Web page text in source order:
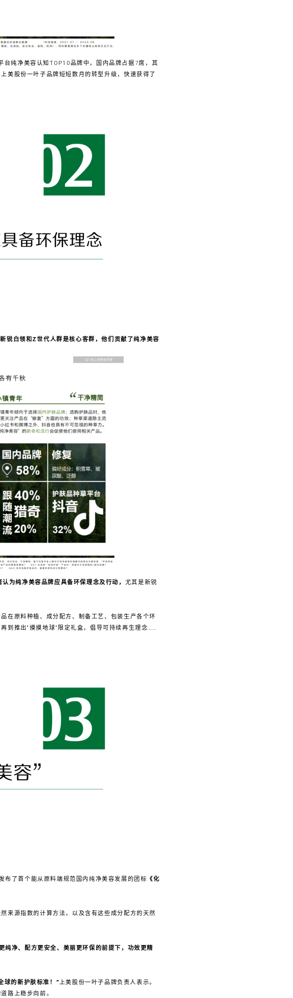
纯净美容认知TOP10品牌中，国内品牌占据7席，其
美股份一叶子品牌短短数月的转型升级，快速获得了
锐白领和Z世代人群是核心客群，他们贡献了纯净美容
为纯净美容品牌应具备环保理念及行动， 尤其是新锐
在原料种植、成分配方、制备工艺、包装生产各个环
到推出“摸摸地球”限定礼盒，倡导可持续再生理念……
布了首个能从原料端规范国内纯净美容发展的团标 《化
来源指数的计算方法，以及含有这些成分配方的天然
纯净、配方更安全、美丽更环保的前提下，功效更精
球的新护肤标准！” 上美股份一叶子品牌负责人表示。
路上稳步向前。